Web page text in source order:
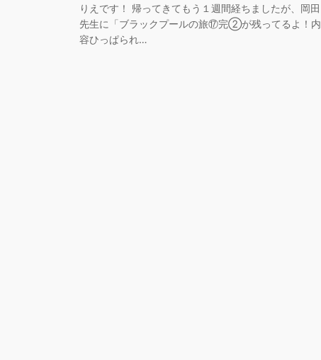
りえです！ 帰ってきてもう１週間経ちましたが、岡田
先生に「ブラックプールの旅⑰完②が残ってるよ！内
容ひっぱられ…